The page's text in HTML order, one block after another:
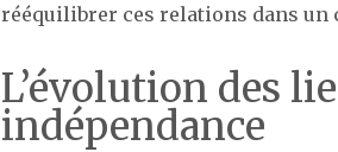
rééquilibrer ces relations dans un
L’évolution des
indépendance